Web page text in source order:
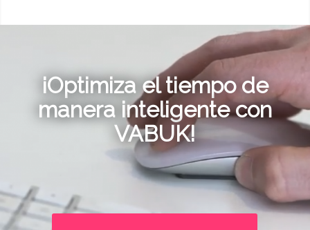
¡Optimiza el tiempo de
manera inteligente con
VABUK!